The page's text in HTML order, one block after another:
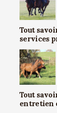
Tout
services
Tout
entretien